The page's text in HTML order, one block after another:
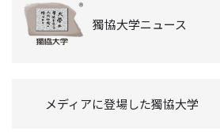
獨協大学ニュース
メディアに登場した獨協大学